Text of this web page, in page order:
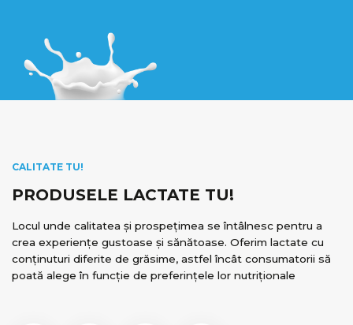
CALITATE TU!
PRODUSELE LACTATE TU!
Locul unde calitatea și prospețimea se întâlnesc pentru a
crea experiențe gustoase și sănătoase. Oferim lactate cu
conținuturi diferite de grăsime, astfel încât consumatorii să
poată alege în funcție de preferințele lor nutriționale